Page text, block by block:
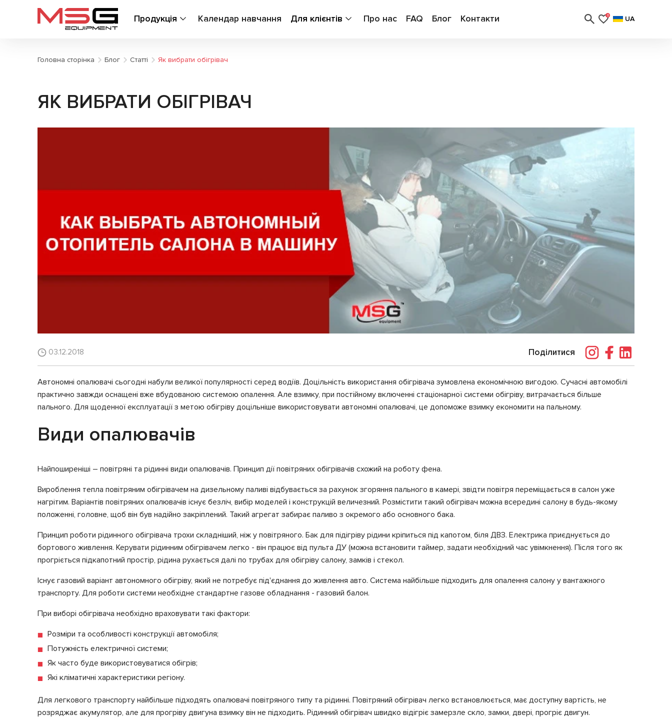
Продукція Календар навчання Для клієнтів Про нас FAQ Блог Контакти 0 UA
Головна сторінка Блог Статті Як вибрати обігрівач
ЯК ВИБРАТИ ОБІГРІВАЧ
03.12.2018 Поділитися
Автономні опалювачі сьогодні набули великої популярності серед водіїв. Доцільність використання обігрівача зумовлена економічною вигодою. Сучасні автомобілі
практично завжди оснащені вже вбудованою системою опалення. Але взимку, при постійному включенні стаціонарної системи обігріву, витрачається більше
пального. Для щоденної експлуатації з метою обігріву доцільніше використовувати автономні опалювачі, це допоможе взимку економити на пальному.
Види опалювачів
Найпоширеніші – повітряні та рідинні види опалювачів. Принцип дії повітряних обігрівачів схожий на роботу фена.
Вироблення тепла повітряним обігрівачем на дизельному паливі відбувається за рахунок згоряння пального в камері, звідти повітря переміщається в салон уже
нагрітим. Варіантів повітряних опалювачів існує безліч, вибір моделей і конструкцій величезний. Розмістити такий обігрівач можна всередині салону в будь-якому
положенні, головне, щоб він був надійно закріплений. Такий агрегат забирає паливо з окремого або основного бака.
Принцип роботи рідинного обігрівача трохи складніший, ніж у повітряного. Бак для підігріву рідини кріпиться під капотом, біля ДВЗ. Електрика приєднується до
бортового живлення. Керувати рідинним обігрівачем легко - він працює від пульта ДУ (можна встановити таймер, задати необхідний час увімкнення). Після того як
прогріється підкапотний простір, рідина рухається далі по трубах для обігріву салону, замків і стекол.
Існує газовий варіант автономного обігріву, який не потребує під'єднання до живлення авто. Система найбільше підходить для опалення салону у вантажного
транспорту. Для роботи системи необхідне стандартне газове обладнання - газовий балон.
При виборі обігрівача необхідно враховувати такі фактори:
Розміри та особливості конструкції автомобіля;
Потужність електричної системи;
Як часто буде використовуватися обігрів;
Які кліматичні характеристики регіону.
Для легкового транспорту найбільше підходять опалювачі повітряного типу та рідинні. Повітряний обігрівач легко встановлюється, має доступну вартість, не
розряджає акумулятор, але для прогріву двигуна взимку він не підходить. Рідинний обігрівач швидко відігріє замерзле скло, замки, двері, прогріє двигун.